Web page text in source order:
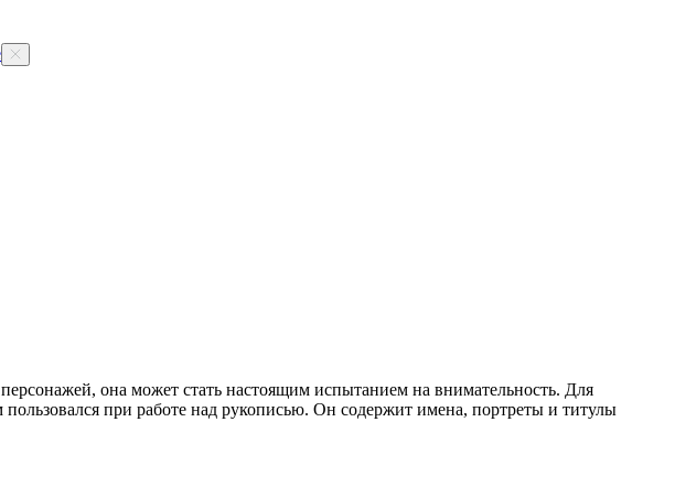
она может стать настоящим испытанием на внимательность. Для
при работе над рукописью. Он содержит имена, портреты и титулы